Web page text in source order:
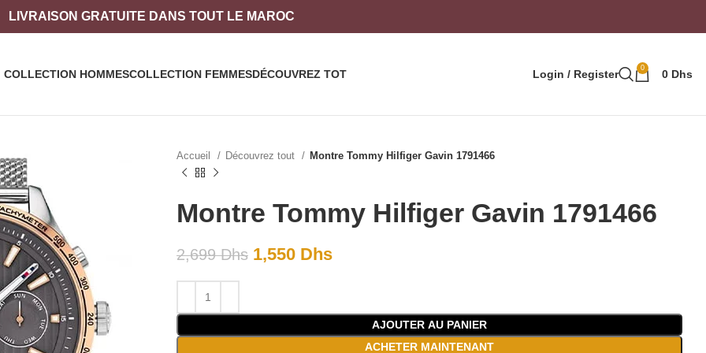
LIVRAISON GRATUITE DANS TOUT LE MAROC
COLLECTION HOMMESCOLLECTION FEMMESDÉCOUVREZ TOT Login / Register 0 0 Dhs
Accueil Découvrez tout Montre Tommy Hilfiger Gavin 1791466
Montre Tommy Hilfiger Gavin 1791466
2,699Dhs 1,550 Dhs
AJOUTER AU PANIER
ACHETER MAINTENANT